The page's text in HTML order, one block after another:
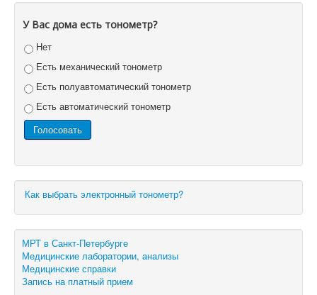
У Вас дома есть тонометр?
Нет
Есть механический тонометр
Есть полуавтоматический тонометр
Есть автоматический тонометр
Как выбрать электронный тонометр?
МРТ в Санкт-Петербурге
Медицинские лаборатории, анализы
Медицинские справки
Запись на платный прием